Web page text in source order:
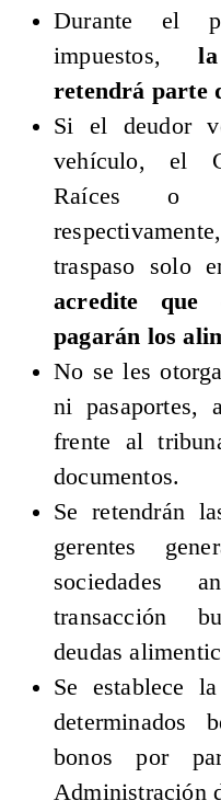
Durante el
impuestos,
retendrá parte
Si el deudor
vehículo, el
Raíces o
traspaso solo
acredite que
pagarán los
No se les
ni pasaportes,
frente al
documentos.
Se retendrán
gerentes
sociedades
transacción
deudas
Se establece
determinados
bonos por
Administración